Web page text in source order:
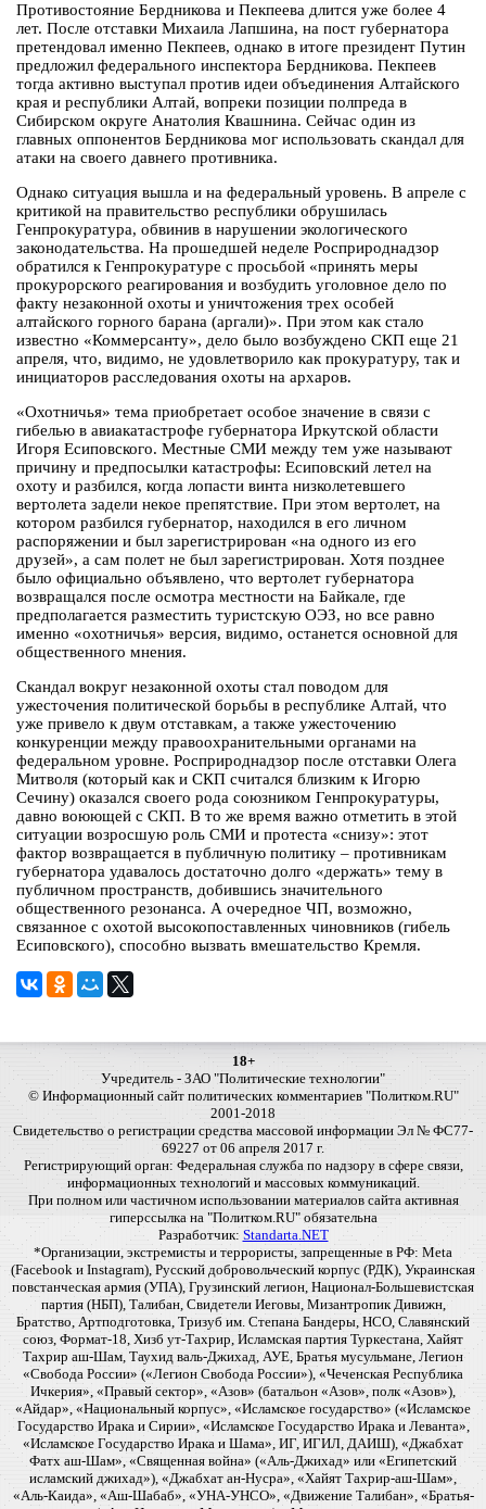
Противостояние Бердникова и Пекпеева длится уже более 4
лет. После отставки Михаила Лапшина, на пост губернатора
претендовал именно Пекпеев, однако в итоге президент Путин
предложил федерального инспектора Бердникова. Пекпеев
тогда активно выступал против идеи объединения Алтайского
края и республики Алтай, вопреки позиции полпреда в
Сибирском округе Анатолия Квашнина. Сейчас один из
главных оппонентов Бердникова мог использовать скандал для
атаки на своего давнего противника.
Однако ситуация вышла и на федеральный уровень. В апреле с
критикой на правительство республики обрушилась
Генпрокуратура, обвинив в нарушении экологического
законодательства. На прошедшей неделе Росприроднадзор
обратился к Генпрокуратуре с просьбой «принять меры
прокурорского реагирования и возбудить уголовное дело по
факту незаконной охоты и уничтожения трех особей
алтайского горного барана (аргали)». При этом как стало
известно «Коммерсанту», дело было возбуждено СКП еще 21
апреля, что, видимо, не удовлетворило как прокуратуру, так и
инициаторов расследования охоты на архаров.
«Охотничья» тема приобретает особое значение в связи с
гибелью в авиакатастрофе губернатора Иркутской области
Игоря Есиповского. Местные СМИ между тем уже называют
причину и предпосылки катастрофы: Есиповский летел на
охоту и разбился, когда лопасти винта низколетевшего
вертолета задели некое препятствие. При этом вертолет, на
котором разбился губернатор, находился в его личном
распоряжении и был зарегистрирован «на одного из его
друзей», а сам полет не был зарегистрирован. Хотя позднее
было официально объявлено, что вертолет губернатора
возвращался после осмотра местности на Байкале, где
предполагается разместить туристскую ОЭЗ, но все равно
именно «охотничья» версия, видимо, останется основной для
общественного мнения.
Скандал вокруг незаконной охоты стал поводом для
ужесточения политической борьбы в республике Алтай, что
уже привело к двум отставкам, а также ужесточению
конкуренции между правоохранительными органами на
федеральном уровне. Росприроднадзор после отставки Олега
Митволя (который как и СКП считался близким к Игорю
Сечину) оказался своего рода союзником Генпрокуратуры,
давно воюющей с СКП. В то же время важно отметить в этой
ситуации возросшую роль СМИ и протеста «снизу»: этот
фактор возвращается в публичную политику – противникам
губернатора удавалось достаточно долго «держать» тему в
публичном пространств, добившись значительного
общественного резонанса. А очередное ЧП, возможно,
связанное с охотой высокопоставленных чиновников (гибель
Есиповского), способно вызвать вмешательство Кремля.
18+
Учредитель - ЗАО "Политические технологии"
© Информационный сайт политических комментариев "Политком.RU"
2001-2018
Свидетельство о регистрации средства массовой информации Эл № ФС77-
69227 от 06 апреля 2017 г.
Регистрирующий орган: Федеральная служба по надзору в сфере связи,
информационных технологий и массовых коммуникаций.
При полном или частичном использовании материалов сайта активная
гиперссылка на "Политком.RU" обязательна
Разработчик: Standarta.NET
*Организации, экстремисты и террористы, запрещенные в РФ: Meta
(Facebook и Instagram), Русский добровольческий корпус (РДК), Украинская
повстанческая армия (УПА), Грузинский легион, Национал-Большевистская
партия (НБП), Талибан, Свидетели Иеговы, Мизантропик Дивижн,
Братство, Артподготовка, Тризуб им. Степана Бандеры, НСО, Славянский
союз, Формат-18, Хизб ут-Тахрир, Исламская партия Туркестана, Хайят
Тахрир аш-Шам, Таухид валь-Джихад, АУЕ, Братья мусульмане, Легион
«Свобода России» («Легион Свобода России»), «Чеченская Республика
Ичкерия», «Правый сектор», «Азов» (батальон «Азов», полк «Азов»),
«Айдар», «Национальный корпус», «Исламское государство» («Исламское
Государство Ирака и Сирии», «Исламское Государство Ирака и Леванта»,
«Исламское Государство Ирака и Шама», ИГ, ИГИЛ, ДАИШ), «Джабхат
Фатх аш-Шам», «Священная война» («Аль-Джихад» или «Египетский
исламский джихад»), «Джабхат ан-Нусра», «Хайят Тахрир-аш-Шам»,
«Аль-Каида», «Аш-Шабаб», «УНА-УНСО», «Движение Талибан», «Братья-